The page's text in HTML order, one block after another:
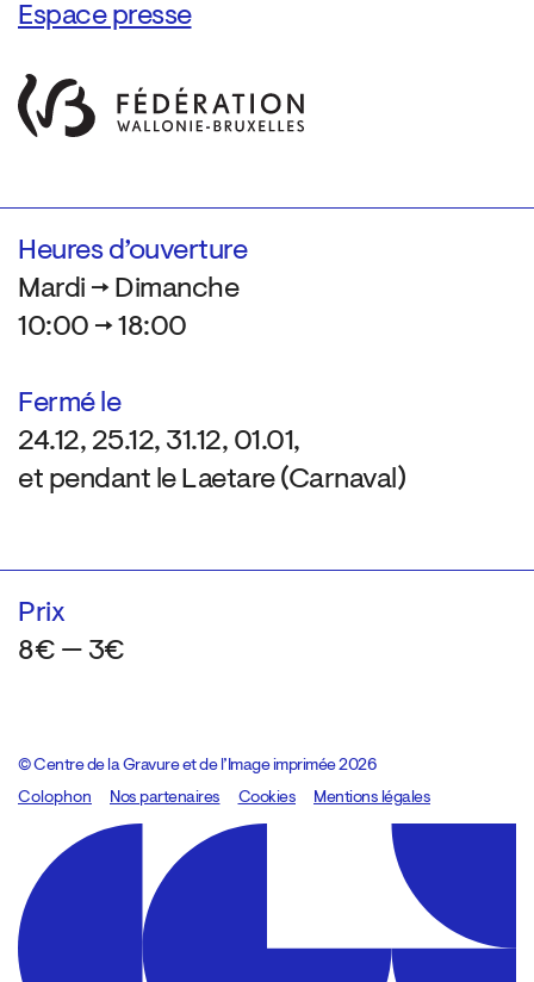
Espace presse
Heures d’ouverture
Mardi → Dimanche
10:00 → 18:00
Fermé le
24.12, 25.12, 31.12, 01.01,
et pendant le Laetare (Carnaval)
Prix
8€ — 3€
© Centre de la Gravure et de l’Image imprimée 2026
Colophon
Design:Marcel Kaczmarek, code:8080.studio
Nos partenaires Cookies Mentions légales